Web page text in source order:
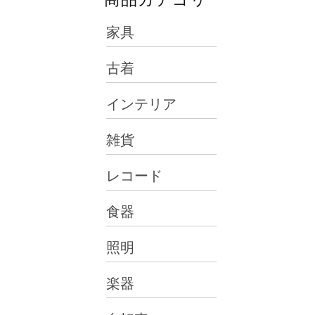
家具
古着
インテリア
雑貨
レコード
食器
照明
楽器